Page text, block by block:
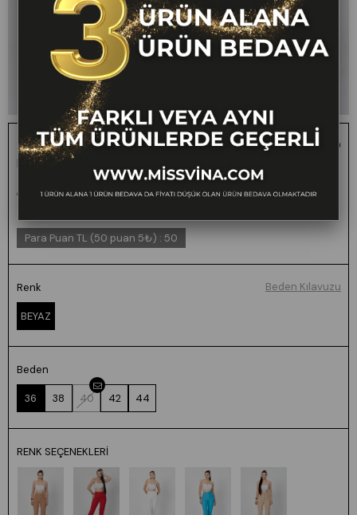
Trend Model Pens Detaylı Yüksek Bel Kumaş
Pantolon 30062
₺2.000,00 ₺999,00 50 FARKLI VEYA AYNI TÜM
Para Puan TL (50 puan 5₺) : 50
Renk
BEYAZ
Beden
36 38 40 42 44
Beden Kılavuzu
RENK SEÇENEKLERI